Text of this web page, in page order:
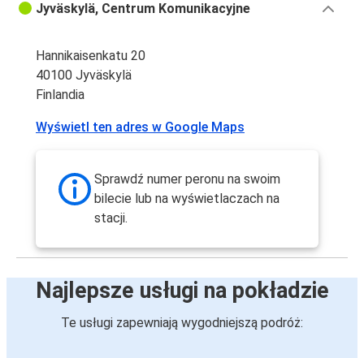
Jyväskylä, Centrum Komunikacyjne
Hannikaisenkatu 20
40100 Jyväskylä
Finlandia
Wyświetl ten adres w Google Maps
Sprawdź numer peronu na swoim
bilecie lub na wyświetlaczach na
stacji.
Najlepsze usługi na pokładzie
Te usługi zapewniają wygodniejszą podróż: